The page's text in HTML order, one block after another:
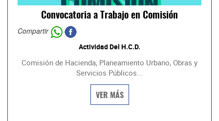
Convocatoria a Trabajo en Comisión
Compartir
Actividad Del H.C.D.
Comisión de Hacienda, Planeamiento Urbano, Obras y
Servicios Públicos...
VER MÁS